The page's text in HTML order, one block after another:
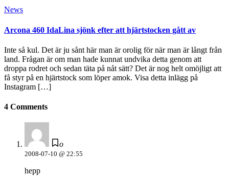
News
Arcona 460 IdaLina sjönk efter att hjärtstocken gått av
Inte så kul. Det är ju sånt här man är orolig för när man är långt från
land. Frågan är om man hade kunnat undvika detta genom att
droppa rodret och sedan täta på nåt sätt? Det är nog helt omöjligt att
få styr på en hjärtstock som löper amok. Visa detta inlägg på
Instagram […]
4 Comments
o
2008-07-10 @ 22:55
hepp